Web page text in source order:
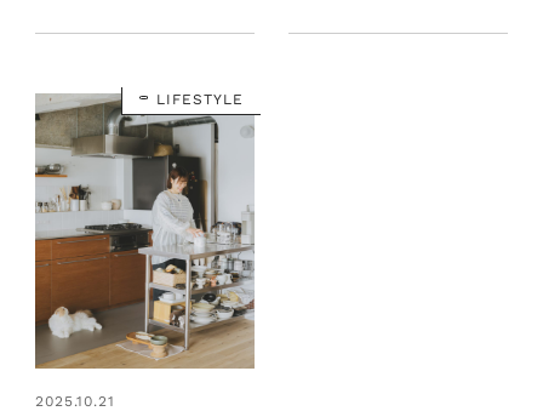
問：夕街さやさん宅後編）
訪問：長野宏美さん宅後編）
LIFESTYLE
2025.10.21